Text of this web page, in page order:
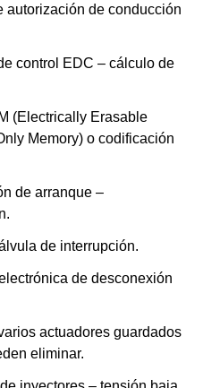
autorización de conducción
control EDC – cálculo de
(Electrically Erasable
Memory) o codificación
de arranque –
de interrupción.
de desconexión
actuadores guardados
eliminar.